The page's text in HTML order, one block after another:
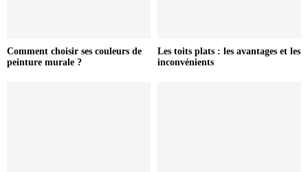
Comment choisir ses couleurs de
peinture murale ?
Les toits plats : les avantages et les
inconvénients